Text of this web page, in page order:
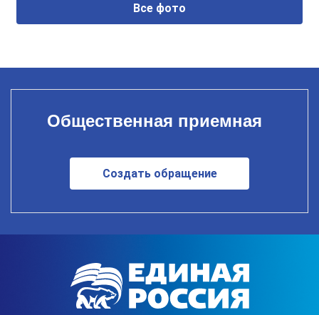
Все фото
Общественная приемная
Создать обращение